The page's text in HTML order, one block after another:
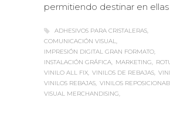
permitiendo destinar en ellas
ADHESIVOS PARA CRISTALERAS
COMUNICACIÓN VISUAL
IMPRESIÓN DIGITAL GRAN FORMATO
INSTALACIÓN GRÁFICA
MARKETING
VINILO ALL FIX VINILOS DE REBAJAS
VINILOS REBAJAS VINILOS
VISUAL MERCHANDISING